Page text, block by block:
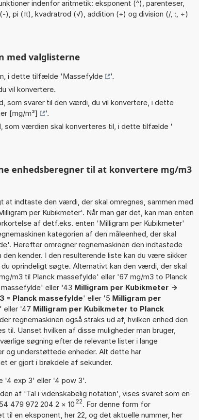
indenfor aritmetik: eksponent (^), parenteser,
), pi (π), kvadratrod (√), addition (+) og division (/, :, ÷)
med valglisterne
i dette tilfælde 'Massefylde
'.
vil konvertere.
som svarer til den værdi, du vil konvertere, i dette
[mg/m³]
'.
som værdien skal konverteres til, i dette tilfælde '
enhedsberegner til at konvertere mg/m3
at indtaste den værdi, der skal omregnes, sammen med
per Kubikmeter'. Når man gør det, kan man enten
af detf.eks. enten 'Milligram per Kubikmeter'
kategorien af den måleenhed, der skal
Herefter omregner regnemaskinen den indtastede
kender. I den resulterende liste kan du være sikker
oprindeligt søgte. Alternativt kan den værdi, der skal
m3 til Planck massefylde' eller '67 mg/m3 to Planck
eller '43 Milligram per Kubikmeter ->
= Planck massefylde' eller '5 Milligram per
' eller '47 Milligram per Kubikmeter to Planck
regnemaskinen også straks ud af, hvilken enhed den
Uanset hvilken af disse muligheder man bruger,
søgning efter de relevante lister i lange
og understøttede enheder. Alt dette har
er gjort i brøkdele af sekunder.
'4 exp 3' eller '4 pow 3'.
af 'Tal i videnskabelig notation', vises svaret som en
479 972 204 2 × 10 22. For denne form for
en eksponent, her 22, og det aktuelle nummer, her